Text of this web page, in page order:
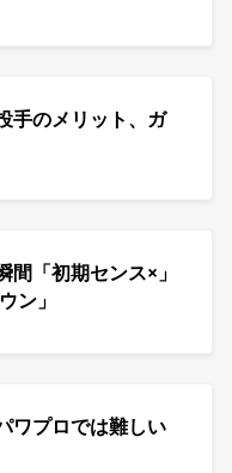
手のメリット、ガ
間「初期センス×」
ン」
ワプロでは難しい